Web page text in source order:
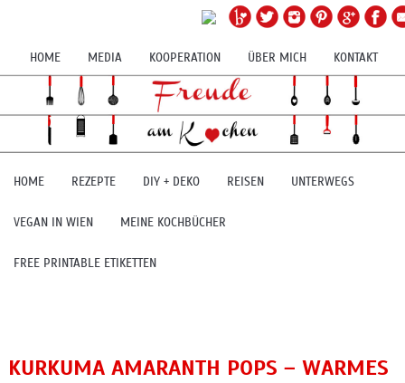
HOME MEDIA KOOPERATION ÜBER MICH KONTAKT
HOME REZEPTE DIY + DEKO REISEN UNTERWEGS
VEGAN IN WIEN MEINE KOCHBÜCHER
FREE PRINTABLE ETIKETTEN
KURKUMA AMARANTH POPS – WARMES